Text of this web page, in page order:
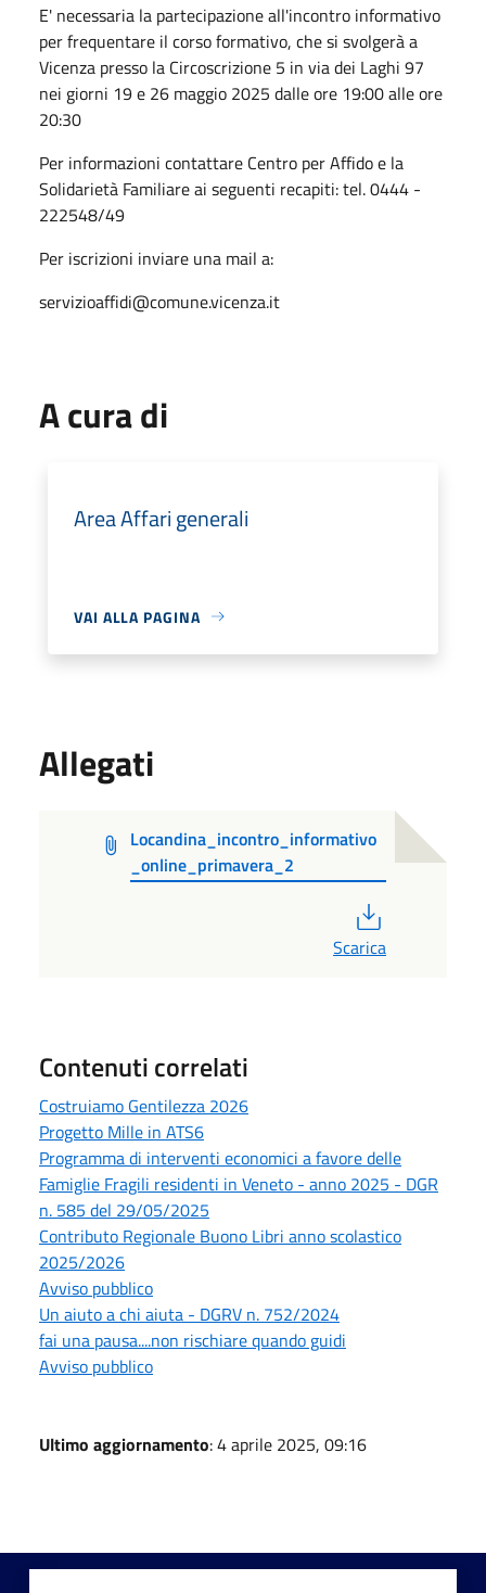
E' necessaria la partecipazione all'incontro informativo
per frequentare il corso formativo, che si svolgerà a
Vicenza presso la Circoscrizione 5 in via dei Laghi 97
nei giorni 19 e 26 maggio 2025 dalle ore 19:00 alle ore
20:30
Per informazioni contattare Centro per Affido e la
Solidarietà Familiare ai seguenti recapiti: tel. 0444 -
222548/49
Per iscrizioni inviare una mail a:
servizioaffidi@comune.vicenza.it
A cura di
Area Affari generali
VAI ALLA PAGINA
Allegati
Locandina_incontro_informativo
_online_primavera_2
Scarica
Contenuti correlati
Costruiamo Gentilezza 2026
Progetto Mille in ATS6
Programma di interventi economici a favore delle
Famiglie Fragili residenti in Veneto - anno 2025 - DGR
n. 585 del 29/05/2025
Contributo Regionale Buono Libri anno scolastico
2025/2026
Avviso pubblico
Un aiuto a chi aiuta - DGRV n. 752/2024
fai una pausa....non rischiare quando guidi
Avviso pubblico
Ultimo aggiornamento: 4 aprile 2025, 09:16